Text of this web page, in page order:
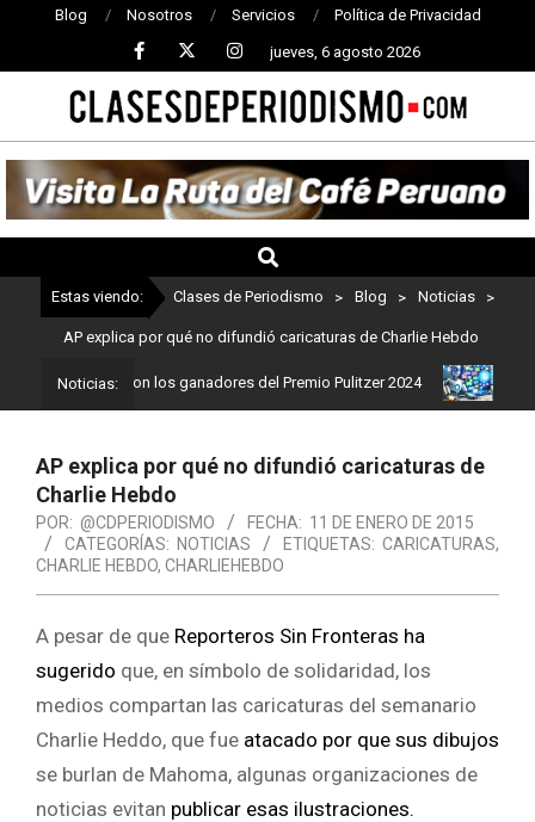
Blog Nosotros Servicios Política de Privacidad
jueves, 6 agosto 2026
CLASES
DE
PERIODISMO
Estas viendo: Clases de Periodismo > Blog > Noticias >
AP explica por qué no difundió caricaturas de Charlie Hebdo
Noticias:
Estos son los ganadores del Premio Pulitzer 2024
AP explica por qué no difundió caricaturas de
Charlie Hebdo
POR: @CDPERIODISMO FECHA: 11 DE ENERO DE 2015
CATEGORÍAS: NOTICIAS ETIQUETAS: CARICATURAS,
CHARLIE HEBDO, CHARLIEHEBDO
A pesar de que Reporteros Sin Fronteras ha
sugerido que, en símbolo de solidaridad, los
medios compartan las caricaturas del semanario
Charlie Heddo, que fue atacado por que sus dibujos
se burlan de Mahoma, algunas organizaciones de
noticias evitan publicar esas ilustraciones.